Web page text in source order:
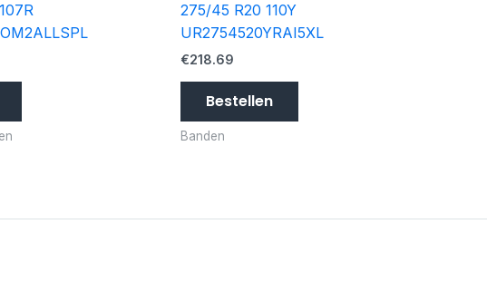
275/45 R20 110Y
UR2754520YRAI5XL
€218.69
Bestellen
Banden